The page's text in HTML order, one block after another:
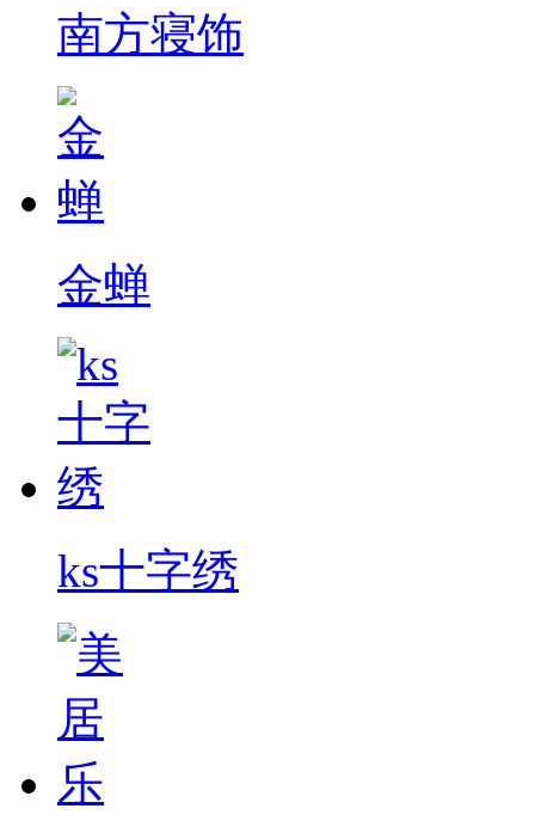
南方寝饰
金蝉
ks十字绣